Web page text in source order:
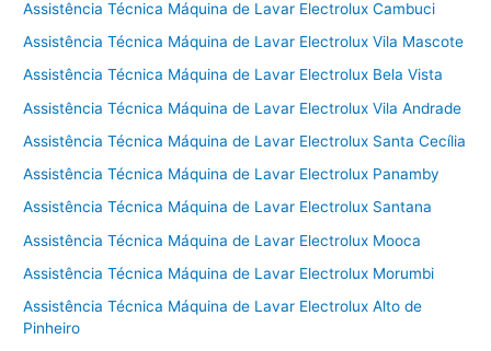
Assistência Técnica Máquina de Lavar Electrolux Cambuci
Assistência Técnica Máquina de Lavar Electrolux Vila Mascote
Assistência Técnica Máquina de Lavar Electrolux Bela Vista
Assistência Técnica Máquina de Lavar Electrolux Vila Andrade
Assistência Técnica Máquina de Lavar Electrolux Santa Cecília
Assistência Técnica Máquina de Lavar Electrolux Panamby
Assistência Técnica Máquina de Lavar Electrolux Santana
Assistência Técnica Máquina de Lavar Electrolux Mooca
Assistência Técnica Máquina de Lavar Electrolux Morumbi
Assistência Técnica Máquina de Lavar Electrolux Alto de
Pinheiro